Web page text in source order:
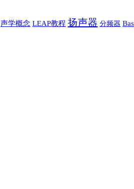
声学概念 LEAP教程 扬声器 分频器